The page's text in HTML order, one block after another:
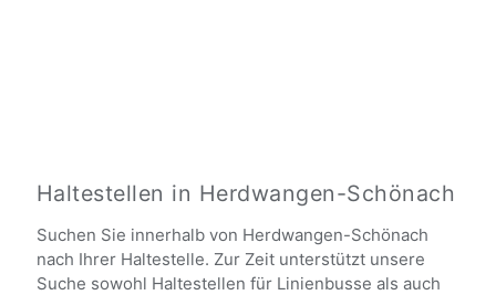
Haltestellen in Herdwangen-Schönach
Suchen Sie innerhalb von Herdwangen-Schönach
nach Ihrer Haltestelle. Zur Zeit unterstützt unsere
Suche sowohl Haltestellen für Linienbusse als auch